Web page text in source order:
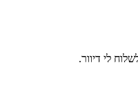
לי דיוור.